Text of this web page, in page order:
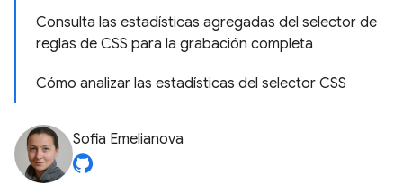
Consulta las estadísticas agregadas del selector de
reglas de CSS para la grabación completa
Cómo analizar las estadísticas del selector CSS
Sofia Emelianova